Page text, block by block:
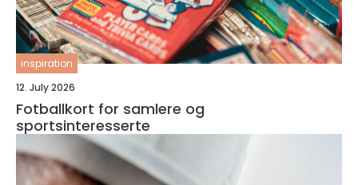
inspiration
12. July 2026
Fotballkort for samlere og
sportsinteresserte